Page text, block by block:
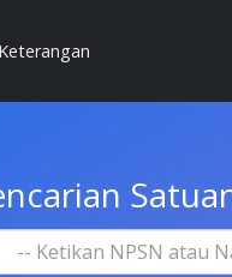
Keterangan
-- Ketikan NPSN atau